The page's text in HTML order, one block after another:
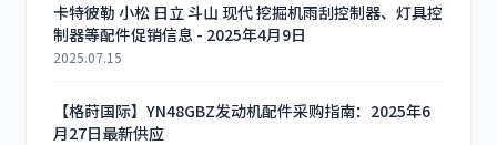
卡特彼勒 小松 日立 斗山 现代 挖掘机雨刮控制器、灯具控
制器等配件促销信息 - 2025年4月9日
2025.07.15
【格莳国际】YN48GBZ发动机配件采购指南：2025年6
月27日最新供应